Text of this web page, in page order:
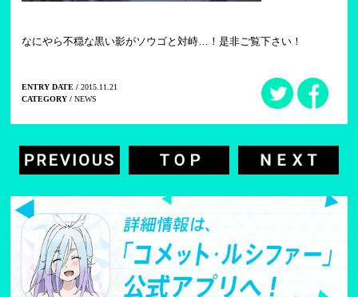
なにやら不穏な黒い影がソウゴと対峙…！是非ご覧下さい！
ENTRY DATE / 2015.11.21
CATEGORY / NEWS